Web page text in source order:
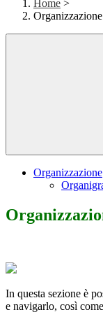
Home >
Organizzazione
Organizzazione
In questa sezione è
e navigarlo, così